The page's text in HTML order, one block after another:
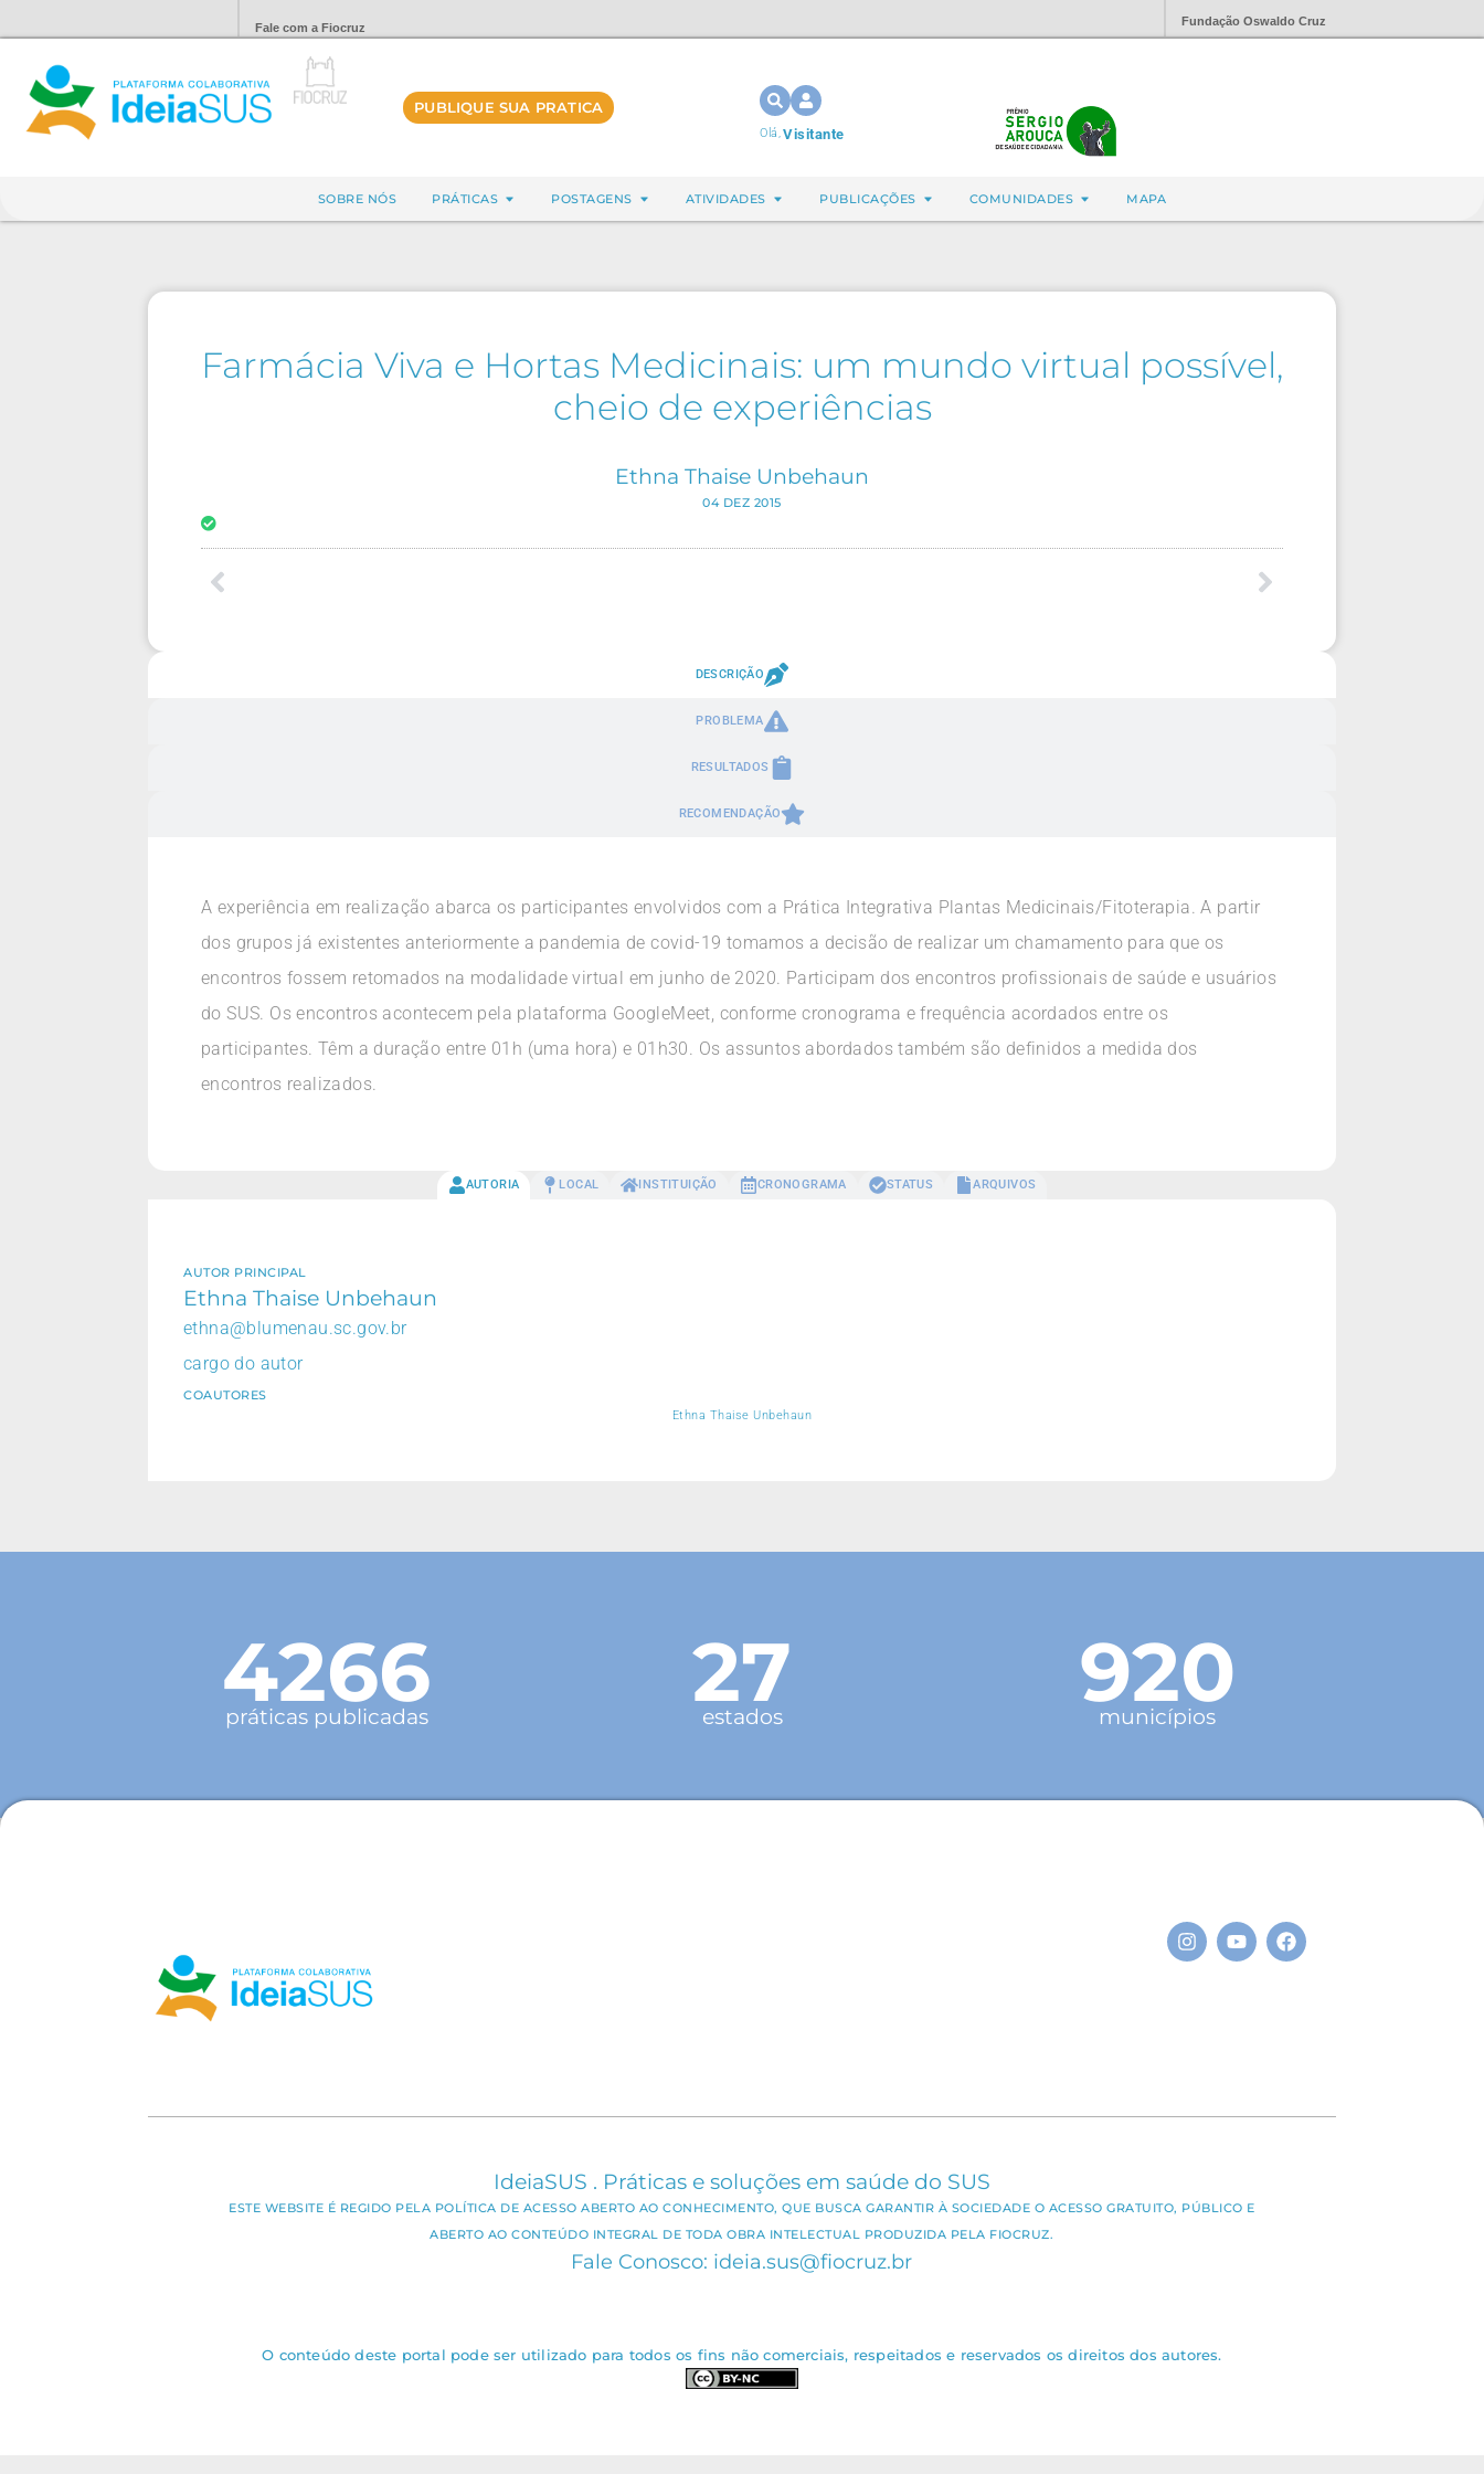
Fale com a Fiocruz Fundação Oswaldo Cruz
PUBLIQUE SUA PRATICA
Olá,Visitante
SOBRE NÓS PRÁTICAS POSTAGENS ATIVIDADES PUBLICAÇÕES COMUNIDADES MAPA
Farmácia Viva e Hortas Medicinais: um mundo virtual possível,
cheio de experiências
Ethna Thaise Unbehaun
04 DEZ 2015
DESCRIÇÃO
PROBLEMA
RESULTADOS
RECOMENDAÇÃO
A experiência em realização abarca os participantes envolvidos com a Prática Integrativa Plantas Medicinais/Fitoterapia. A partir
dos grupos já existentes anteriormente a pandemia de covid-19 tomamos a decisão de realizar um chamamento para que os
encontros fossem retomados na modalidade virtual em junho de 2020. Participam dos encontros profissionais de saúde e usuários
do SUS. Os encontros acontecem pela plataforma GoogleMeet, conforme cronograma e frequência acordados entre os
participantes. Têm a duração entre 01h (uma hora) e 01h30. Os assuntos abordados também são definidos a medida dos
encontros realizados.
AUTORIA LOCAL INSTITUIÇÃO CRONOGRAMA STATUS ARQUIVOS
AUTOR PRINCIPAL
Ethna Thaise Unbehaun
ethna@blumenau.sc.gov.br
cargo do autor
COAUTORES
Ethna Thaise Unbehaun
4266
práticas publicadas 27
estados 920
municípios
IdeiaSUS . Práticas e soluções em saúde do SUS
ESTE WEBSITE É REGIDO PELA POLÍTICA DE ACESSO ABERTO AO CONHECIMENTO, QUE BUSCA GARANTIR À SOCIEDADE O ACESSO GRATUITO, PÚBLICO E
ABERTO AO CONTEÚDO INTEGRAL DE TODA OBRA INTELECTUAL PRODUZIDA PELA FIOCRUZ.
Fale Conosco: ideia.sus@fiocruz.br
O conteúdo deste portal pode ser utilizado para todos os fins não comerciais, respeitados e reservados os direitos dos autores.